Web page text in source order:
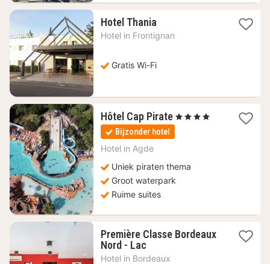
Hotel Thania1
nacht
vanaf
€
Hotel in Frontignan
Gratis Wi-Fi
Hôtel Cap Pirate 1
nacht
vanaf
, 4 Sterren
Bijzonder hotel
Hotel in Agde
Uniek piraten thema
Groot waterpark
Ruime suites
Première Classe Bordeaux
Nord - Lac1
nacht
Hotel in Bordeaux